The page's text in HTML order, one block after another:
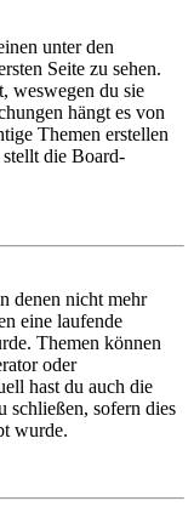
unter den
Seite zu sehen.
weswegen du sie
hängt es von
Themen erstellen
die Board-
denen nicht mehr
eine laufende
Themen können
oder
hast du auch die
schließen, sofern dies
wurde.